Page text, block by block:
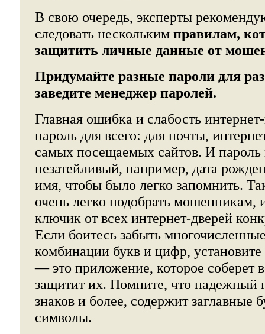
В свою очередь, эксперты
следовать нескольким правилам,
защитить личные данные от
Придумайте разные пароли для
заведите менеджер паролей.
Главная ошибка и слабость
пароль для всего: для почты,
самых посещаемых сайтов. И пароль
незатейливый, например, дата
имя, чтобы было легко запомнить.
очень легко подобрать мошенникам,
ключик от всех интернет-дверей
Если боитесь забыть
комбинации букв и цифр,
— это приложение, которое соберет
защитит их. Помните, что надежный
знаков и более, содержит заглавные
символы.